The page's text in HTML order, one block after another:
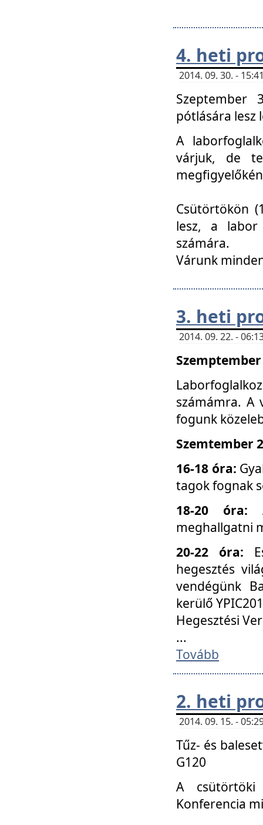
4. heti
2014. 09. 30. -
Szeptember
pótlására lesz
A
várjuk, de
Csütörtökön
lesz, a labor
számára.
Várunk
3. heti
2014. 09. 22. -
számámra. A
fogunk
Szemtember
16-18 óra:
tagok fognak
18-20 óra:
meghallgatni
20-22 óra:
hegesztés
vendégünk
kerülő
Hegesztési
...
Tovább
2. heti
2014. 09. 15. -
Tűz- és
G120
A csütörtöki
Konferencia